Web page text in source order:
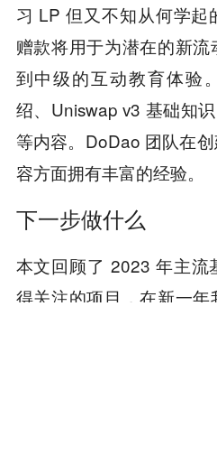
习 LP 但又不知从何学
赠款将用于为潜在的新
到中级的互动教育体验
绍、Uniswap v3 基础知
等内容。DoDao 团队在
容方面拥有丰富的经验。
下一步做什么
本文回顾了 2023 年主
得关注的项目，在新一